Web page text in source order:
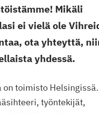
Mikäli
ei vielä ole
ota yhteyttä,
yhdessä.
toimisto
työntekijät,